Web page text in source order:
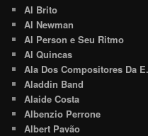
Al Brito
Al Newman
Al Person e Seu Ritmo
Al Quincas
Ala Dos Compositores Da
Aladdin Band
Alaide Costa
Albenzio Perrone
Albert Pavão